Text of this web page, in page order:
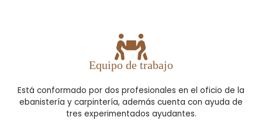
Equipo de trabajo
Está conformado por dos profesionales en el oficio de la
ebanistería y carpintería, además cuenta con ayuda de
tres experimentados ayudantes.